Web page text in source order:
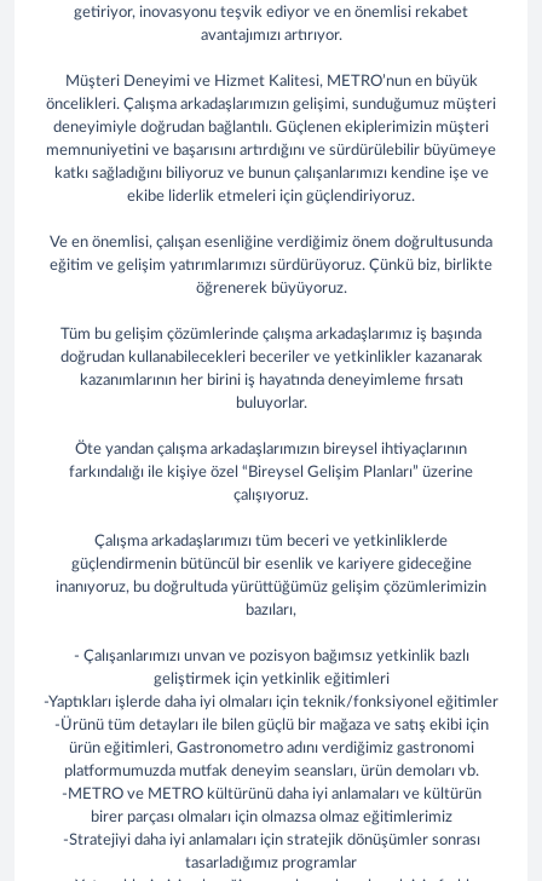
getiriyor, inovasyonu teşvik ediyor ve en önemlisi rekabet
avantajımızı artırıyor.
Müşteri Deneyimi ve Hizmet Kalitesi, METRO’nun en büyük
öncelikleri. Çalışma arkadaşlarımızın gelişimi, sunduğumuz müşteri
deneyimiyle doğrudan bağlantılı. Güçlenen ekiplerimizin müşteri
memnuniyetini ve başarısını artırdığını ve sürdürülebilir büyümeye
katkı sağladığını biliyoruz ve bunun çalışanlarımızı kendine işe ve
ekibe liderlik etmeleri için güçlendiriyoruz.
Ve en önemlisi, çalışan esenliğine verdiğimiz önem doğrultusunda
eğitim ve gelişim yatırımlarımızı sürdürüyoruz. Çünkü biz, birlikte
öğrenerek büyüyoruz.
Tüm bu gelişim çözümlerinde çalışma arkadaşlarımız iş başında
doğrudan kullanabilecekleri beceriler ve yetkinlikler kazanarak
kazanımlarının her birini iş hayatında deneyimleme fırsatı
buluyorlar.
Öte yandan çalışma arkadaşlarımızın bireysel ihtiyaçlarının
farkındalığı ile kişiye özel “Bireysel Gelişim Planları” üzerine
çalışıyoruz.
Çalışma arkadaşlarımızı tüm beceri ve yetkinliklerde
güçlendirmenin bütüncül bir esenlik ve kariyere gideceğine
inanıyoruz, bu doğrultuda yürüttüğümüz gelişim çözümlerimizin
bazıları,
- Çalışanlarımızı unvan ve pozisyon bağımsız yetkinlik bazlı
geliştirmek için yetkinlik eğitimleri
-Yaptıkları işlerde daha iyi olmaları için teknik/fonksiyonel eğitimler
-Ürünü tüm detayları ile bilen güçlü bir mağaza ve satış ekibi için
ürün eğitimleri, Gastronometro adını verdiğimiz gastronomi
platformumuzda mutfak deneyim seansları, ürün demoları vb.
-METRO ve METRO kültürünü daha iyi anlamaları ve kültürün
birer parçası olmaları için olmazsa olmaz eğitimlerimiz
-Stratejiyi daha iyi anlamaları için stratejik dönüşümler sonrası
tasarladığımız programlar